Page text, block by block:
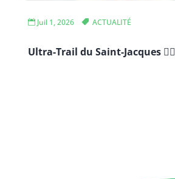
Ultra-Trail du Saint-Jacques 🏃‍♂️
Juil 1, 2026 ACTUALITÉ